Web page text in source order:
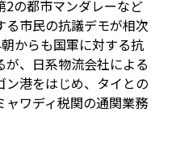
2の都市マンダレーなど
る市民の抗議デモが相次
からも国軍に対する抗
、日系物流会社による
ン港をはじめ、タイとの
ャワディ税関の通関業務